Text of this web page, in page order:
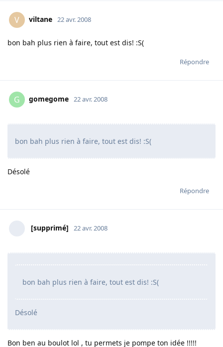
V viltane 22 avr. 2008
bon bah plus rien à faire, tout est dis! :S(
Répondre
G gomegome 22 avr. 2008
bon bah plus rien à faire, tout est dis! :S(
Désolé
Répondre
[supprimé] 22 avr. 2008
bon bah plus rien à faire, tout est dis! :S(
Désolé
Bon ben au boulot lol , tu permets je pompe ton idée !!!!!